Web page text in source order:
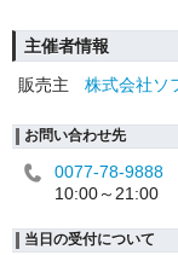
主催者情報
販売主
株式会社ソ
お問い合わせ先
0077-78-9888
10:00～21:00
当日の受付について